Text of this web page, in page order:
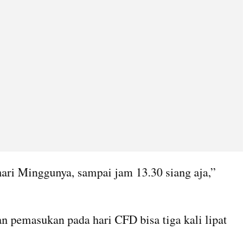
Minggunya, sampai jam 13.30 siang aja,”
pemasukan pada hari CFD bisa tiga kali lipat